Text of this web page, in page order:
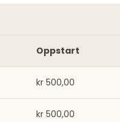
Oppstart
kr 500,00
kr 500,00